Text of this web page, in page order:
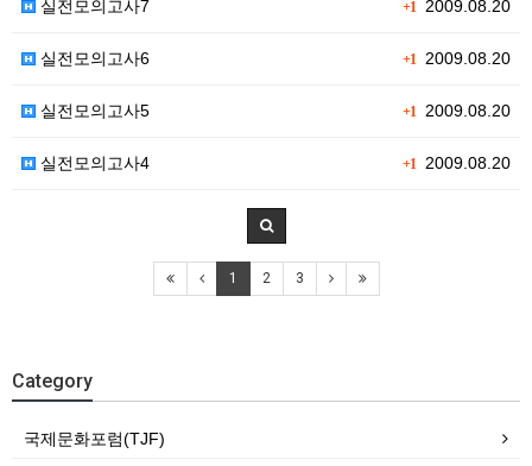
+1 2009.08.20
실전모의고사7
+1 2009.08.20
실전모의고사6
+1 2009.08.20
실전모의고사5
+1 2009.08.20
실전모의고사4
1 2 3
Category
국제문화포럼(TJF)